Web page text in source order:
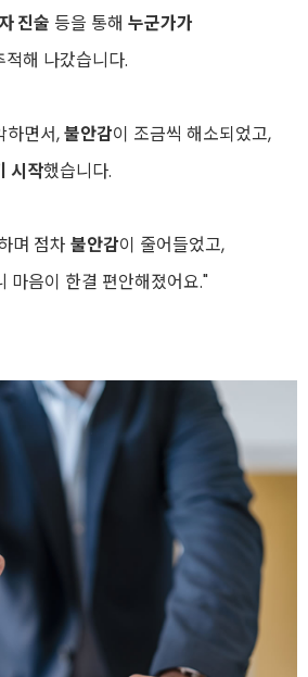
진술 등을 통해 누군가가
적해 나갔습니다.
하면서,불안감이 조금씩 해소되었고,
시작했습니다.
며 점차 불안감이 줄어들었고,
마음이 한결 편안해졌어요."